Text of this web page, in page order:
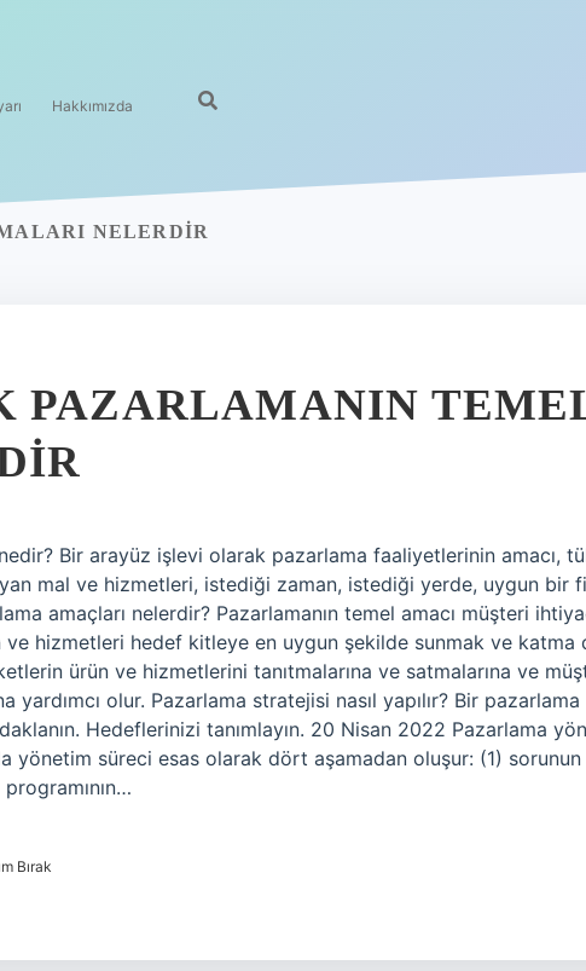
Hakkımızda
NELERDIR
PAZARLAMANIN
Bir arayüz işlevi olarak pazarlama faaliyetlerinin amacı,
mal ve hizmetleri, istediği zaman, istediği yerde, uygun bir
amaçları nelerdir? Pazarlamanın temel amacı müşteri
ve hizmetleri hedef kitleye en uygun şekilde sunmak ve katma
ürün ve hizmetlerini tanıtmalarına ve satmalarına ve
yardımcı olur. Pazarlama stratejisi nasıl yapılır? Bir
Hedeflerinizi tanımlayın. 20 Nisan 2022 Pazarlama
yönetim süreci esas olarak dört aşamadan oluşur: (1) sorunun
Bırak